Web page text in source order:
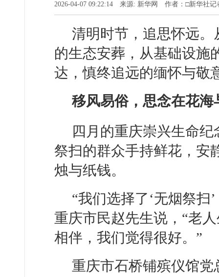
2026-04-07 09:22:14 来源: 新华网 作者：□新华社记
清明时节，追思怀远
的生态安葬，从基础设施
达，慎终追远的缅怀与敬
移风易俗，思念在花海
四月的重庆崇兴生命
祭扫的群众手持鲜花，安
烛与纸钱。
“我们选择了‘无烟祭扫
重庆市民赵先生说，“老
相伴，我们觉得很好。”
重庆市石桥铺殡仪馆